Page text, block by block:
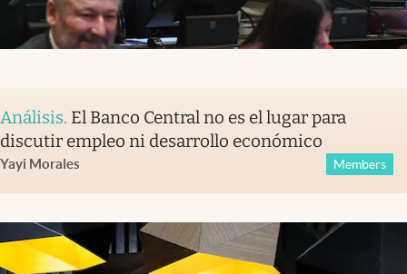
Análisis. El Banco Central no es el lugar para
discutir empleo ni desarrollo económico
Yayi Morales Members